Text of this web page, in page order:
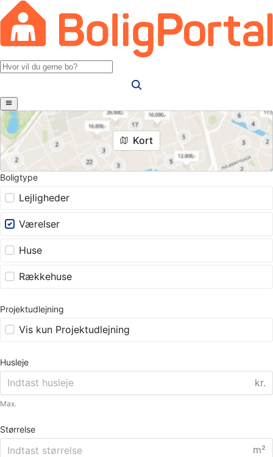
Kort
Boligtype
Lejligheder
Værelser
Huse
Rækkehuse
Projektudlejning
Vis kun Projektudlejning
Husleje
kr.
Max.
Størrelse
m²